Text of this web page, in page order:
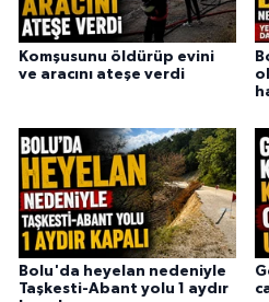
Komşusunu öldürüp evini
ve aracını ateşe verdi
Bolu'da heyelan nedeniyle
Taşkesti-Abant yolu 1 aydır